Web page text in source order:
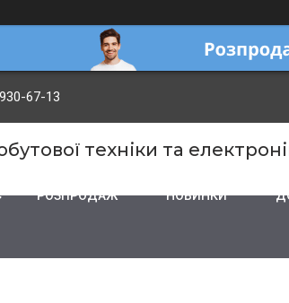
67-13
техніки та
PОЗПРОДАЖ НОВИНКИ